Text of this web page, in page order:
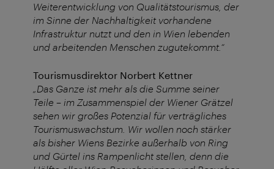
Weiterentwicklung von Qualitätstourismus, der
im Sinne der Nachhaltigkeit vorhandene
Infrastruktur nutzt und den in Wien lebenden
und arbeitenden Menschen zugutekommt.“
Tourismusdirektor Norbert Kettner
„Das Ganze ist mehr als die Summe seiner
Teile – im Zusammenspiel der Wiener Grätzel
sehen wir großes Potenzial für verträgliches
Tourismuswachstum. Wir wollen noch stärker
als bisher Wiens Bezirke außerhalb von Ring
und Gürtel ins Rampenlicht stellen, denn die